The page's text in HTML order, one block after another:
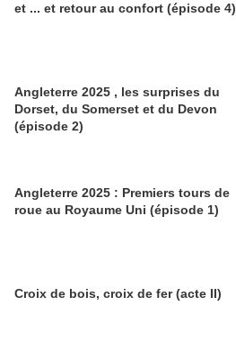
et ... et retour au confort (épisode 4)
Angleterre 2025 , les surprises du
Dorset, du Somerset et du Devon
(épisode 2)
Angleterre 2025 : Premiers tours de
roue au Royaume Uni (épisode 1)
Croix de bois, croix de fer (acte II)